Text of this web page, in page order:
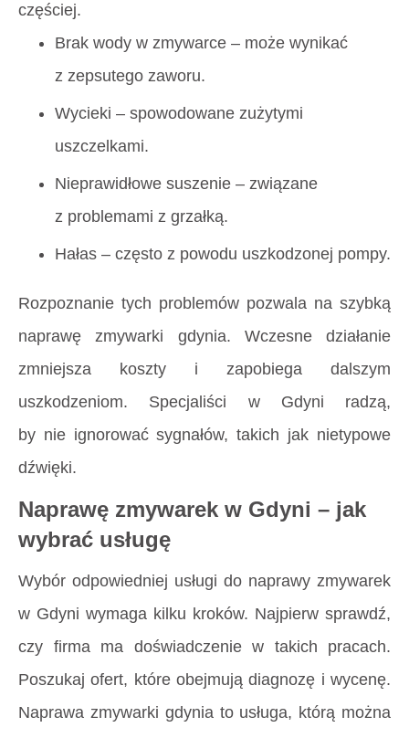
częściej.
Brak wody w zmywarce – może wynikać
z zepsutego zaworu.
Wycieki – spowodowane zużytymi
uszczelkami.
Nieprawidłowe suszenie – związane
z problemami z grzałką.
Hałas – często z powodu uszkodzonej pompy.
Rozpoznanie tych problemów pozwala na szybką
naprawę zmywarki gdynia. Wczesne działanie
zmniejsza koszty i zapobiega dalszym
uszkodzeniom. Specjaliści w Gdyni radzą,
by nie ignorować sygnałów, takich jak nietypowe
dźwięki.
Naprawę zmywarek w Gdyni – jak
wybrać usługę
Wybór odpowiedniej usługi do naprawy zmywarek
w Gdyni wymaga kilku kroków. Najpierw sprawdź,
czy firma ma doświadczenie w takich pracach.
Poszukaj ofert, które obejmują diagnozę i wycenę.
Naprawa zmywarki gdynia to usługa, którą można